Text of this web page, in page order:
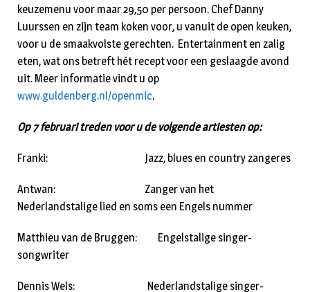
keuzemenu voor maar 29,50 per persoon. Chef Danny
Luurssen en zijn team koken voor, u vanuit de open keuken,
voor u de smaakvolste gerechten. Entertainment en zalig
eten, wat ons betreft hét recept voor een geslaagde avond
uit. Meer informatie vindt u op
www.guldenberg.nl/openmic.
Op 7 februari treden voor u de volgende artiesten op:
Franki: Jazz, blues en country zangeres
Antwan: Zanger van het
Nederlandstalige lied en soms een Engels nummer
Matthieu van de Bruggen: Engelstalige singer-
songwriter
Dennis Wels: Nederlandstalige singer-